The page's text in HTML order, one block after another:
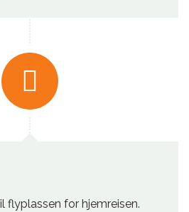
flyplassen for hjemreisen.